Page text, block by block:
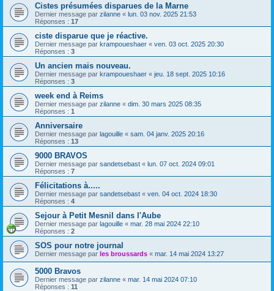
Cistes présumées disparues de la Marne
Dernier message par zilanne « lun. 03 nov. 2025 21:53
Réponses : 17
ciste disparue que je réactive.
Dernier message par krampoueshaer « ven. 03 oct. 2025 20:30
Réponses : 3
Un ancien mais nouveau.
Dernier message par krampoueshaer « jeu. 18 sept. 2025 10:16
Réponses : 3
week end à Reims
Dernier message par zilanne « dim. 30 mars 2025 08:35
Réponses : 1
Anniversaire
Dernier message par lagouille « sam. 04 janv. 2025 20:16
Réponses : 13
9000 BRAVOS
Dernier message par sandetsebast « lun. 07 oct. 2024 09:01
Réponses : 7
Félicitations à.....
Dernier message par sandetsebast « ven. 04 oct. 2024 18:30
Réponses : 4
Sejour à Petit Mesnil dans l'Aube
Dernier message par lagouille « mar. 28 mai 2024 22:10
Réponses : 2
SOS pour notre journal
Dernier message par les broussards « mar. 14 mai 2024 13:27
5000 Bravos
Dernier message par zilanne « mar. 14 mai 2024 07:10
Réponses : 11